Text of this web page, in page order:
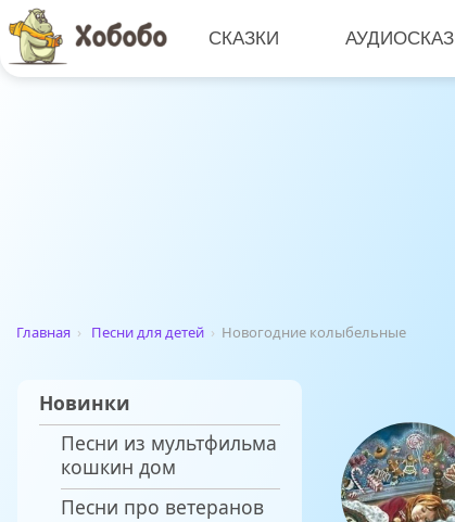
СКАЗКИ
Главная › Песни для детей › Новогодние колыбельные
Новинки
Песни из мультфильма
кошкин дом
Песни про ветеранов